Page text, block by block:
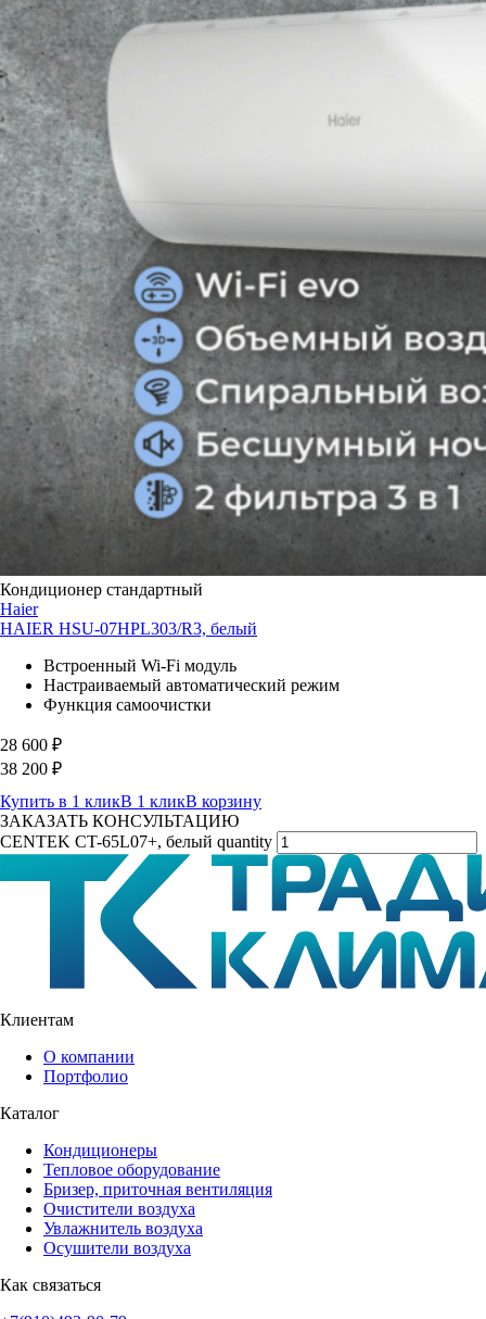
Кондиционер стандартный
Haier
HAIER HSU-07HPL303/R3, белый
Встроенный Wi-Fi модуль
Настраиваемый автоматический режим
Функция самоочистки
28 600 ₽
38 200 ₽
Купить в 1 кликВ 1 кликВ корзину
ЗАКАЗАТЬ КОНСУЛЬТАЦИЮ
CENTEK CT-65L07+, белый quantity
Клиентам
О компании
Портфолио
Каталог
Кондиционеры
Тепловое оборудование
Бризер, приточная вентиляция
Очистители воздуха
Увлажнитель воздуха
Осушители воздуха
Как связаться